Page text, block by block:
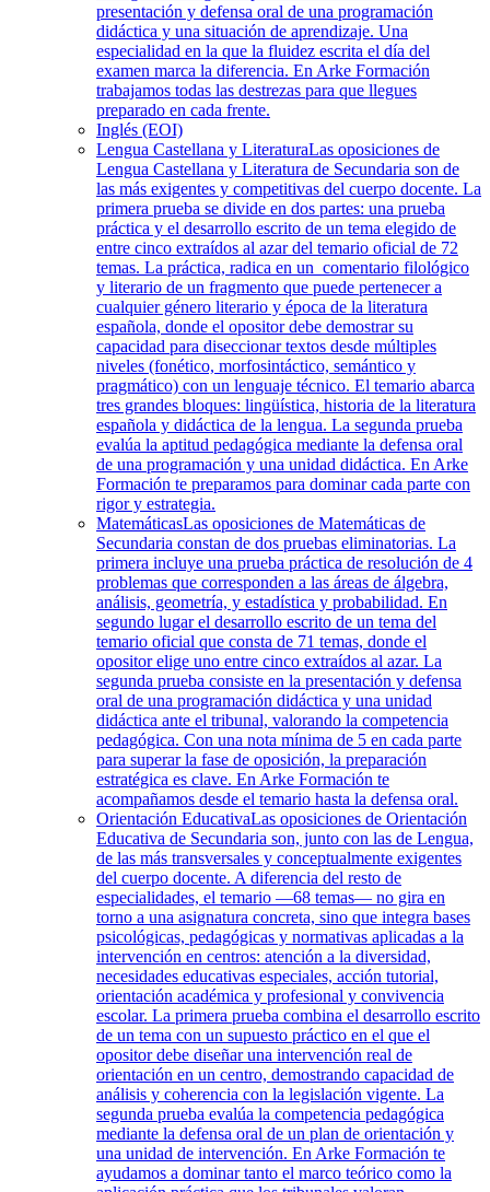
presentación y defensa oral de una programación
didáctica y una situación de aprendizaje. Una
especialidad en la que la fluidez escrita el día del
examen marca la diferencia. En Arke Formación
trabajamos todas las destrezas para que llegues
preparado en cada frente.
Inglés (EOI)
Lengua Castellana y LiteraturaLas oposiciones de
Lengua Castellana y Literatura de Secundaria son de
las más exigentes y competitivas del cuerpo docente. La
primera prueba se divide en dos partes: una prueba
práctica y el desarrollo escrito de un tema elegido de
entre cinco extraídos al azar del temario oficial de 72
temas. La práctica, radica en un comentario filológico
y literario de un fragmento que puede pertenecer a
cualquier género literario y época de la literatura
española, donde el opositor debe demostrar su
capacidad para diseccionar textos desde múltiples
niveles (fonético, morfosintáctico, semántico y
pragmático) con un lenguaje técnico. El temario abarca
tres grandes bloques: lingüística, historia de la literatura
española y didáctica de la lengua. La segunda prueba
evalúa la aptitud pedagógica mediante la defensa oral
de una programación y una unidad didáctica. En Arke
Formación te preparamos para dominar cada parte con
rigor y estrategia.
MatemáticasLas oposiciones de Matemáticas de
Secundaria constan de dos pruebas eliminatorias. La
primera incluye una prueba práctica de resolución de 4
problemas que corresponden a las áreas de álgebra,
análisis, geometría, y estadística y probabilidad. En
segundo lugar el desarrollo escrito de un tema del
temario oficial que consta de 71 temas, donde el
opositor elige uno entre cinco extraídos al azar. La
segunda prueba consiste en la presentación y defensa
oral de una programación didáctica y una unidad
didáctica ante el tribunal, valorando la competencia
pedagógica. Con una nota mínima de 5 en cada parte
para superar la fase de oposición, la preparación
estratégica es clave. En Arke Formación te
acompañamos desde el temario hasta la defensa oral.
Orientación EducativaLas oposiciones de Orientación
Educativa de Secundaria son, junto con las de Lengua,
de las más transversales y conceptualmente exigentes
del cuerpo docente. A diferencia del resto de
especialidades, el temario —68 temas— no gira en
torno a una asignatura concreta, sino que integra bases
psicológicas, pedagógicas y normativas aplicadas a la
intervención en centros: atención a la diversidad,
necesidades educativas especiales, acción tutorial,
orientación académica y profesional y convivencia
escolar. La primera prueba combina el desarrollo escrito
de un tema con un supuesto práctico en el que el
opositor debe diseñar una intervención real de
orientación en un centro, demostrando capacidad de
análisis y coherencia con la legislación vigente. La
segunda prueba evalúa la competencia pedagógica
mediante la defensa oral de un plan de orientación y
una unidad de intervención. En Arke Formación te
ayudamos a dominar tanto el marco teórico como la